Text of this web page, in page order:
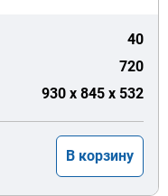
40
720
930 x 845 x 532
В корзину